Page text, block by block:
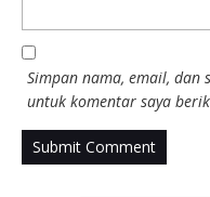
Simpan nama, email, dan
untuk komentar saya